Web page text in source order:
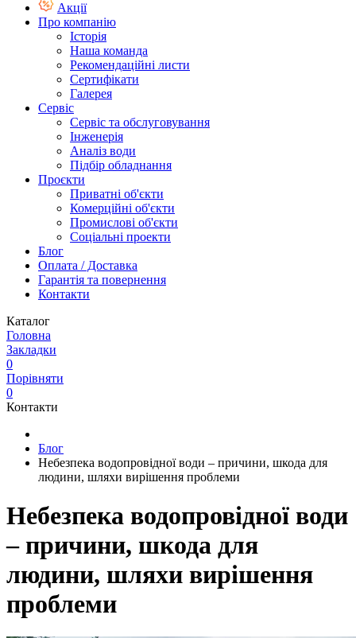
Акції
Про компанію
Історія
Наша команда
Рекомендаційні листи
Сертифікати
Галерея
Сервіс
Сервіс та обслуговування
Інженерія
Аналіз води
Підбір обладнання
Проєкти
Приватні об'єкти
Комерційні об'єкти
Промислові об'єкти
Соціальні проекти
Блог
Оплата / Доставка
Гарантія та повернення
Контакти
Каталог
Головна
Закладки
0
Порівняти
0
Контакти
Блог
Небезпека водопровідної води – причини, шкода для
людини, шляхи вирішення проблеми
Небезпека водопровідної води
– причини, шкода для
людини, шляхи вирішення
проблеми